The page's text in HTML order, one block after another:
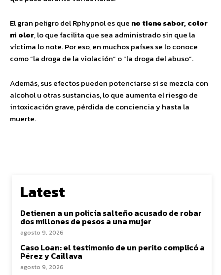
El gran peligro del Rphypnol es que no tiene sabor, color
ni olor, lo que facilita que sea administrado sin que la
víctima lo note. Por eso, en muchos países se lo conoce
como “la droga de la violación” o “la droga del abuso”.
Además, sus efectos pueden potenciarse si se mezcla con
alcohol u otras sustancias, lo que aumenta el riesgo de
intoxicación grave, pérdida de conciencia y hasta la
muerte.
Latest
Detienen a un policía salteño acusado de robar
dos millones de pesos a una mujer
agosto 9, 2026
Caso Loan: el testimonio de un perito complicó a
Pérez y Caillava
agosto 9, 2026